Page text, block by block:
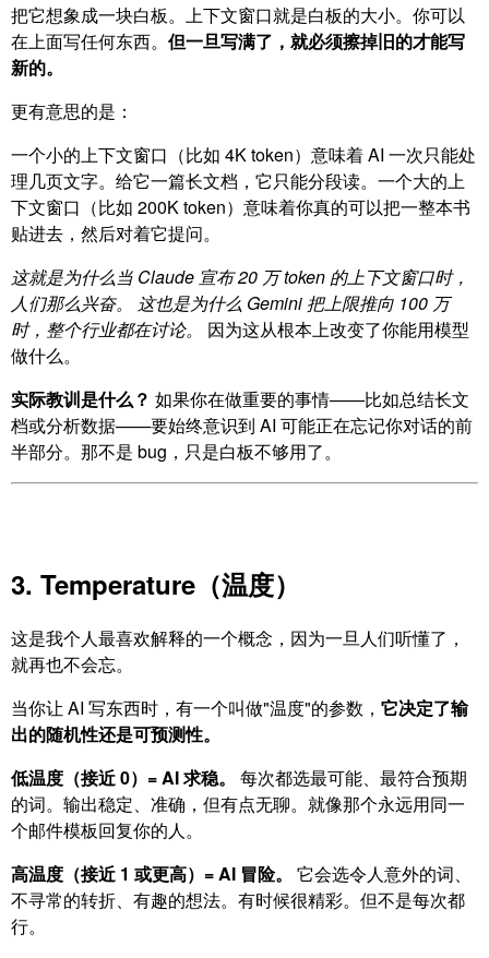
把它想象成一块白板。上下文窗口就是白板的大小。你可以
在上面写任何东西。 但一旦写满了，就必须擦掉旧的才能写
新的。
更有意思的是：
一个小的上下文窗口（比如 4K token）意味着 AI 一次只能处
理几页文字。给它一篇长文档，它只能分段读。一个大的上
下文窗口（比如 200K token）意味着你真的可以把一整本书
贴进去，然后对着它提问。
这就是为什么当 Claude 宣布 20 万 token 的上下文窗口时，
人们那么兴奋。
这也是为什么 Gemini 把上限推向 100 万
时，整个行业都在讨论。
因为这从根本上改变了你能用模型
做什么。
实际教训是什么？ 如果你在做重要的事情——比如总结长文
档或分析数据——要始终意识到 AI 可能正在忘记你对话的前
半部分。那不是 bug，只是白板不够用了。
3. Temperature（温度）
这是我个人最喜欢解释的一个概念，因为一旦人们听懂了，
就再也不会忘。
当你让 AI 写东西时，有一个叫做"温度"的参数， 它决定了输
出的随机性还是可预测性。
低温度（接近 0）= AI 求稳。
每次都选最可能、最符合预期
的词。输出稳定、准确，但有点无聊。就像那个永远用同一
个邮件模板回复你的人。
高温度（接近 1 或更高）= AI 冒险。
它会选令人意外的词、
不寻常的转折、有趣的想法。有时候很精彩。但不是每次都
行。